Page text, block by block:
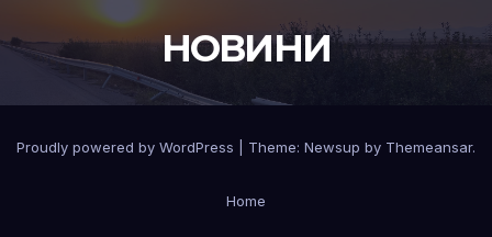
НОВИНИ
Proudly powered by WordPress Theme: Newsup by Themeansar.
Home